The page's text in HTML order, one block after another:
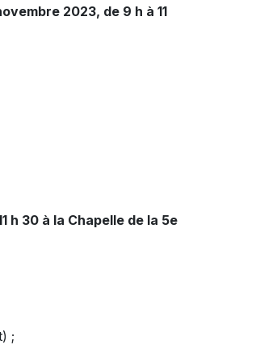
2023, de 9 h à 11
h 30 à la Chapelle de la 5e
;